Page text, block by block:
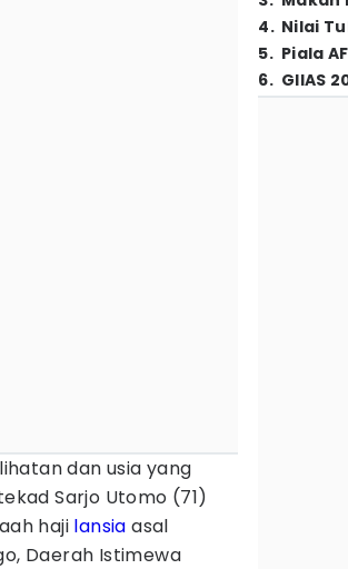
dan usia yang
Sarjo Utomo (71)
haji lansia asal
Daerah Istimewa
4. Nilai
5. Piala
6. GIIAS